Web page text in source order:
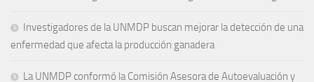
Investigadores de la UNMDP buscan mejorar la detección de una
enfermedad que afecta la producción ganadera
La UNMDP conformó la Comisión Asesora de Autoevaluación y